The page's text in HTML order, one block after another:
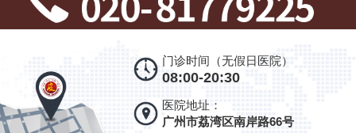
门诊时间（无假日医院）
08:00-20:30
医院地址：
广州市荔湾区南岸路66号